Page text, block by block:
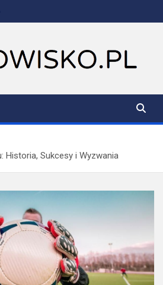
Historia, Sukcesy i Wyzwania